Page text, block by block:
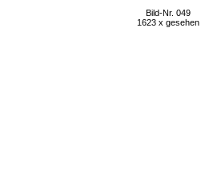
Bild-Nr. 049
1623 x gesehen